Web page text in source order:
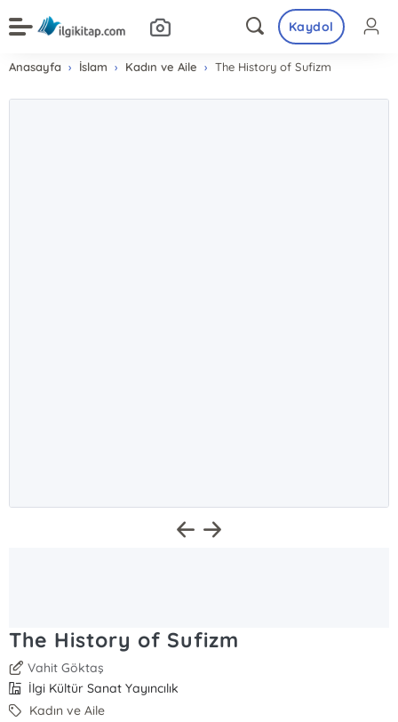
Kaydol
Anasayfa İslam Kadın ve Aile The History of Sufizm
The History of Sufizm
Vahit Göktaş
İlgi Kültür Sanat Yayıncılık
Kadın ve Aile